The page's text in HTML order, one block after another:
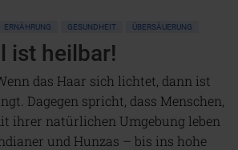
ERNÄHRUNG GESUNDHEIT ÜBERSÄUERUNG
ist heilbar!
das Haar sich lichtet, dann ist
Dagegen spricht, dass Menschen,
ihrer natürlichen Umgebung leben
und Hunzas – bis ins hohe